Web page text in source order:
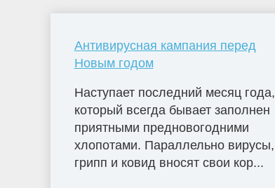
Антивирусная кампания перед
Новым годом
Наступает последний месяц года,
который всегда бывает заполнен
приятными предновогодними
хлопотами. Параллельно вирусы,
грипп и ковид вносят свои кор...